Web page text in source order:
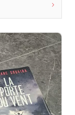
organisées